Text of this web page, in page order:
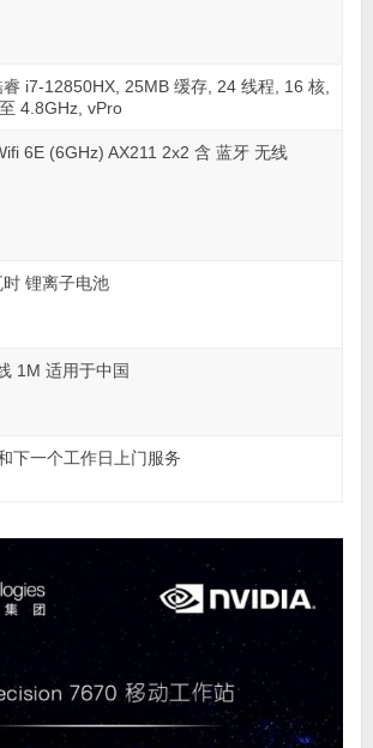
i7-12850HX, 25MB 缓存, 24 线程, 16 核,
4.8GHz, vPro
6E (6GHz) AX211 2x2 含 蓝牙 无线
锂离子电池
1M 适用于中国
下一个工作日上门服务